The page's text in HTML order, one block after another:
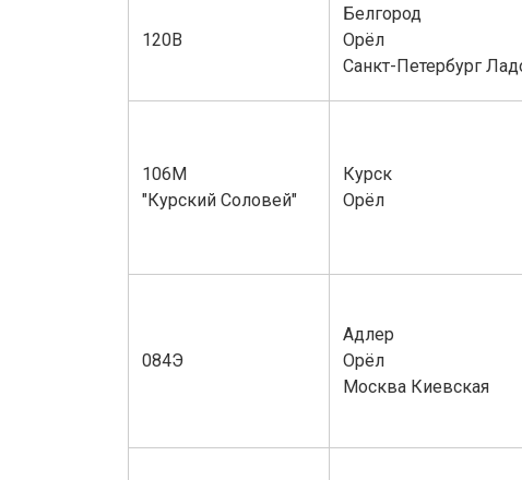
120В
Белгород
Орёл
Санкт-Петербург
106М
"Курский Соловей"
Курск
Орёл
084Э
Адлер
Орёл
Москва Киевская